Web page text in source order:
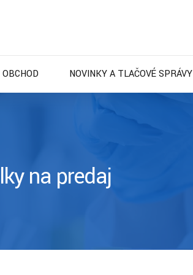
OBCHOD NOVINKY A TLAČOVÉ SPRÁVY
na predaj